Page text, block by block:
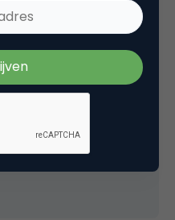
op de
ratio op onze
laat het goede